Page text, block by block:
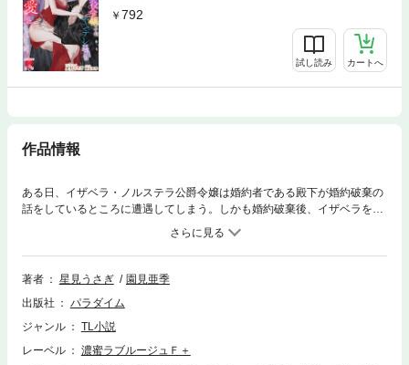
792
試し読み カートへ
作品情報
ある日、イザベラ・ノルステラ公爵令嬢は婚約者である殿下が婚約破棄の
話をしているところに遭遇してしまう。しかも婚約破棄後、イザベラを国
外追放させ、どうやら聖女と結ばれるつもりらしい――。殿下に恋心を抱
いていたイザベラだったが、そんな気持ちもついぞ消えた。自身の破滅が
決まったからこそ、殿下と聖女の二人も同じように破滅させると決意した
イザベラ。それから三日後、彼女は自室で悪魔召喚の儀式を行うことに。
成功する。イザベラは自身の願いと、その対価として自分の命全てを賭け
ることをノクスに契約するが……？なぜか、ノクスはイザベラの純潔も望
ったイザベラの心は、ノクスの淫靡な愛撫に堕とされてしまう――……!!
著者 星見うさぎ
園見亜季
出版社
パラダイム
ジャンル
TL小説
レーベル
濃蜜ラブルージュＦ＋